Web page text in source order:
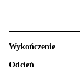
Wykończenie
Odcień